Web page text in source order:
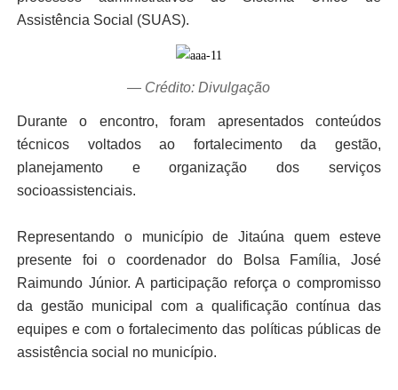
Assistência Social (SUAS).
— Crédito: Divulgação
Durante o encontro, foram apresentados conteúdos
técnicos voltados ao fortalecimento da gestão,
planejamento e organização dos serviços
socioassistenciais.
Representando o município de Jitaúna quem esteve
presente foi o coordenador do Bolsa Família, José
Raimundo Júnior. A participação reforça o compromisso
da gestão municipal com a qualificação contínua das
equipes e com o fortalecimento das políticas públicas de
assistência social no município.